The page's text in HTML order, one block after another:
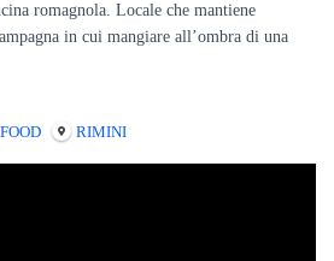
romagnola. Locale che mantiene
in cui mangiare all’ombra di una
RIMINI